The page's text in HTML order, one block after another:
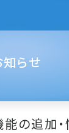
知らせ
の追加